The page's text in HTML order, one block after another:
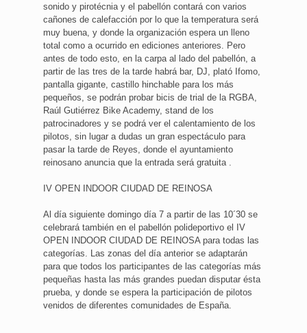
sonido y pirotécnia y el pabellón contará con varios
cañones de calefacción por lo que la temperatura será
muy buena, y donde la organización espera un lleno
total como a ocurrido en ediciones anteriores. Pero
antes de todo esto, en la carpa al lado del pabellón, a
partir de las tres de la tarde habrá bar, DJ, plató Ifomo,
pantalla gigante, castillo hinchable para los más
pequeños, se podrán probar bicis de trial de la RGBA,
Raúl Gutiérrez Bike Academy, stand de los
patrocinadores y se podrá ver el calentamiento de los
pilotos, sin lugar a dudas un gran espectáculo para
pasar la tarde de Reyes, donde el ayuntamiento
reinosano anuncia que la entrada será gratuita .
IV OPEN INDOOR CIUDAD DE REINOSA
Al día siguiente domingo día 7 a partir de las 10´30 se
celebrará también en el pabellón polideportivo el IV
OPEN INDOOR CIUDAD DE REINOSA para todas las
categorías. Las zonas del día anterior se adaptarán
para que todos los participantes de las categorías más
pequeñas hasta las más grandes puedan disputar ésta
prueba, y donde se espera la participación de pilotos
venidos de diferentes comunidades de España.